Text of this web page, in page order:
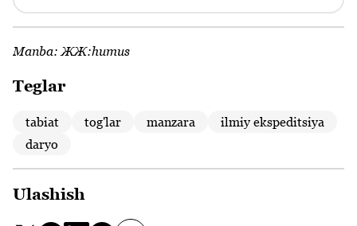
Manba: ЖЖ:humus
Teglar
tabiat tog'lar manzara
ilmiy ekspeditsiya
daryo
Ulashish